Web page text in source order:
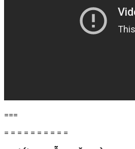
===
= = = = = = = = = =